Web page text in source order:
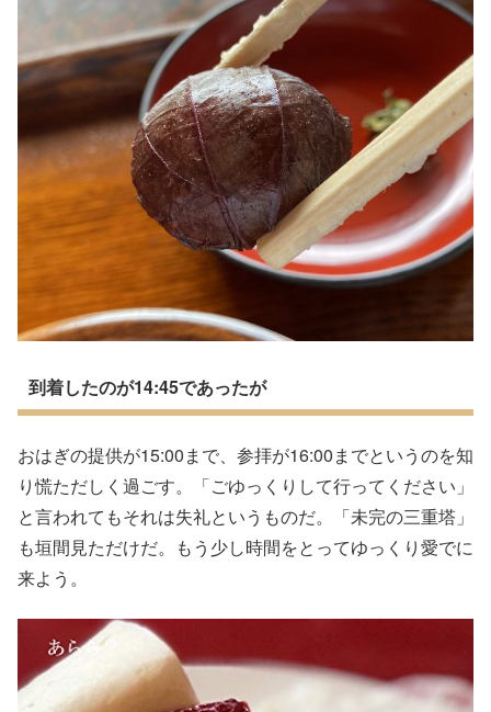
到着したのが14:45であったが
おはぎの提供が15:00まで、参拝が16:00までというのを知
り慌ただしく過ごす。「ごゆっくりして行ってください」
と言われてもそれは失礼というものだ。「未完の三重塔」
も垣間見ただけだ。もう少し時間をとってゆっくり愛でに
来よう。